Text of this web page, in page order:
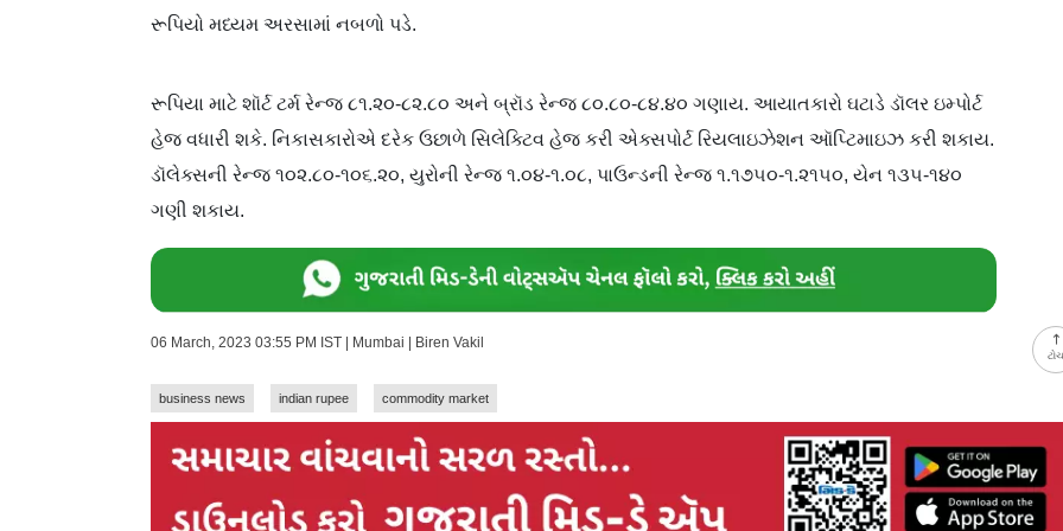
રૂપિયો મધ્યમ અરસામાં નબળો પડે.
રૂપિયા માટે શૉર્ટ ટર્મ રેન્જ ૮૧.૨૦-૮૨.૮૦ અને બ્રૉડ રેન્જ ૮૦.૮૦-૮૪.૪૦ ગણાય. આયાતકારો ઘટાડે ડૉલર ઇમ્પોર્ટ
હેજ વધારી શકે. નિકાસકારોએ દરેક ઉછાળે સિલે​ક્ટિવ હેજ કરી એક્સપોર્ટ રિયલાઇઝેશન ઑપ્ટિમાઇઝ કરી શકાય.
ડૉલેક્સની રેન્જ ૧૦૨.૮૦-૧૦૬.૨૦, યુરોની રેન્જ ૧.૦૪-૧.૦૮, પાઉન્ડની રેન્જ ૧.૧૭૫૦-૧.૨૧૫૦, યેન ૧૩૫-૧૪૦
ગણી શકાય.
06 March, 2023 03:55 PM IST | Mumbai | Biren Vakil
business news indian rupee commodity market